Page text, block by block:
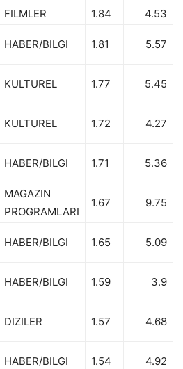
FILMLER 1.84 4.53
HABER/BILGI 1.81 5.57
KULTUREL 1.77 5.45
KULTUREL 1.72 4.27
HABER/BILGI 1.71 5.36
MAGAZIN
PROGRAMLARI
1.67 9.75
HABER/BILGI 1.65 5.09
HABER/BILGI 1.59 3.9
DIZILER 1.57 4.68
HABER/BILGI 1.54 4.92